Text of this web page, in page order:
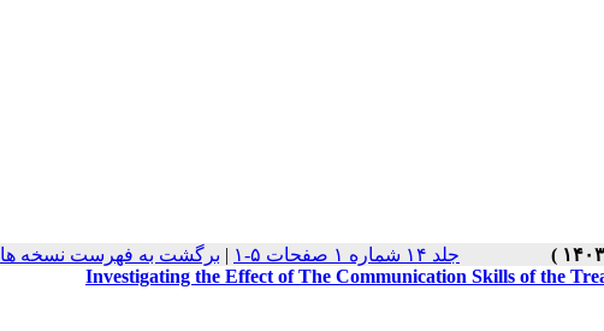
جلد ۱۴ شماره ۱ صفحات ۵-۱ | برگشت به فهرست نسخه ها
Investigating the Effect of The Communication Skills of the